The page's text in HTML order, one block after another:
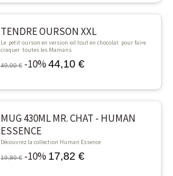
TENDRE OURSON XXL
Le petit ourson en version xxl tout en chocolat pour faire
craquer toutes les Mamans
49,00 € -10% 44,10 €
MUG 430ML MR. CHAT - HUMAN
ESSENCE
Découvrez la collection Human Essence
19,80 € -10% 17,82 €